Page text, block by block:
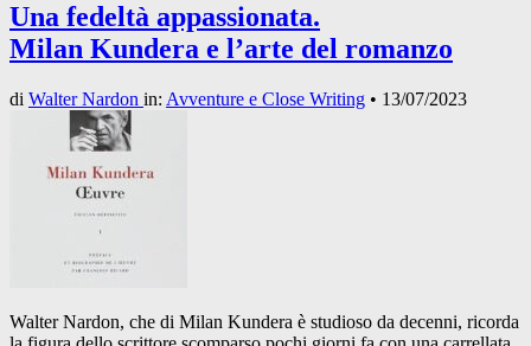
Una fedeltà appassionata.
Milan Kundera e l’arte del romanzo
di Walter Nardon in: Avventure e Close Writing • 13/07/2023
Walter Nardon, che di Milan Kundera è studioso da decenni, ricorda